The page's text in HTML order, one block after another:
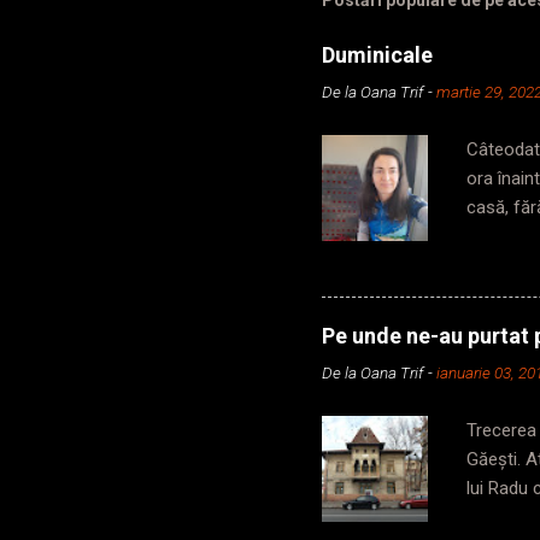
Duminicale
De laOana Trif -martie 29,
ora
casă,
să iau
în
cabină,
zic, dar
Pe unde ne-au purtat
De laOana Trif -ianuarie 03,
Găești.
lui Radu